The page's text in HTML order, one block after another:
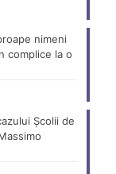
nimeni
complice la o
Școlii de